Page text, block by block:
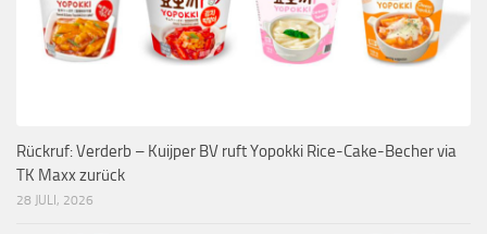
Rückruf: Verderb – Kuijper BV ruft Yopokki Rice-Cake-Becher via
TK Maxx zurück
28 JULI, 2026